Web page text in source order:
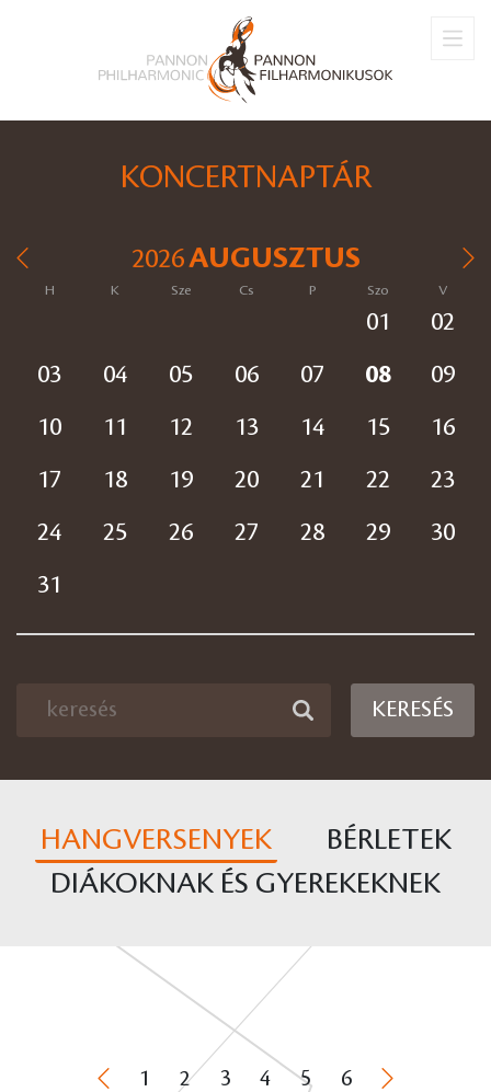
KONCERTNAPTÁR
2026AUGUSZTUS
H K Sze Cs P Szo V
01
02
03
04 05 06 07 08
09
10
11 12 13 14 15
16
17
18 19 20 21 22
23
24
25 26 27 28 29
30
31
KERESÉS
HANGVERSENYEK
BÉRLETEK
DIÁKOKNAK ÉS GYEREKEKNEK
1 2 3 4 5 6